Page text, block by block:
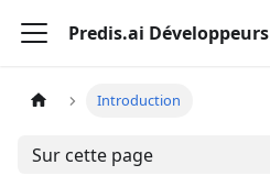
Predis.ai Développeurs
Introduction
Sur cette page